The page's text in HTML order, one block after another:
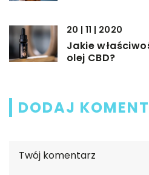
20 | 11 | 2020
Jakie
olej CBD?
DODAJ